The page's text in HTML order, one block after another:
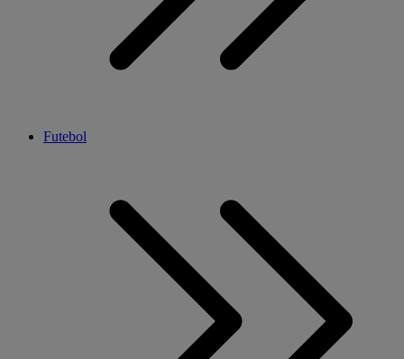
Futebol